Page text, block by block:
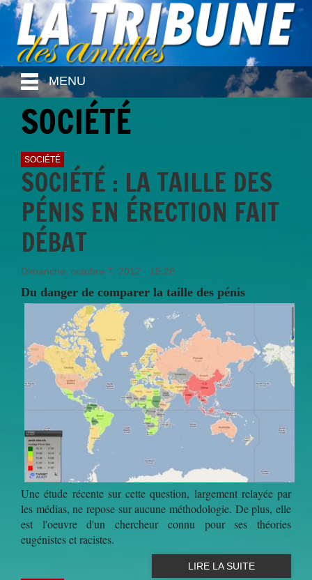
MENU
SOCIÉTÉ
SOCIÉTÉ
SOCIÉTÉ : LA TAILLE DES
PÉNIS EN ÉRECTION FAIT
DÉBAT
Dimanche, octobre 7, 2012 - 15:26
Du danger de comparer la taille des pénis
Une étude récente sur cette question, largement relayée par
les médias, ne repose sur aucune méthodologie. De plus, elle
est l'oeuvre d'un chercheur connu pour ses théories
eugénistes et racistes.
LIRE LA SUITE